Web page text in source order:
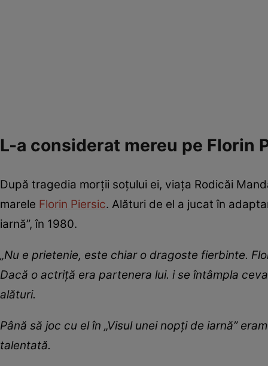
L-a considerat mereu pe Florin
După tragedia morții soțului ei, viața Rodicăi
marele Florin Piersic. Alături de el a jucat în
iarnă”, în 1980.
„Nu e prietenie, este chiar o dragoste fierbinte.
Dacă o actriță era partenera lui. i se întâmpla
alături.
Până să joc cu el în „Visul unei nopți de iarnă”
talentată.